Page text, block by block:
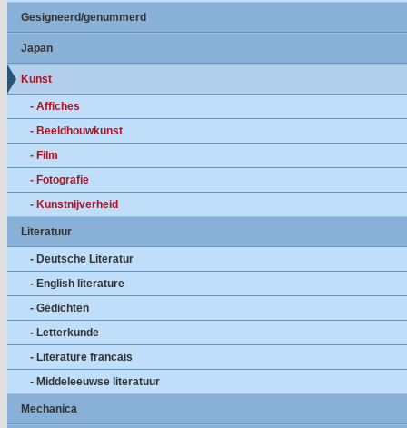
Gesigneerd/genummerd
Japan
Kunst
- Affiches
- Beeldhouwkunst
- Film
- Fotografie
- Kunstnijverheid
Literatuur
- Deutsche Literatur
- English literature
- Gedichten
- Letterkunde
- Literature francais
- Middeleeuwse literatuur
Mechanica